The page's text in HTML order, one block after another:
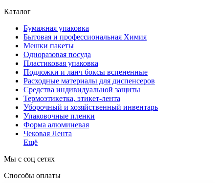
Каталог
Бумажная упаковка
Бытовая и профессиональная Химия
Мешки пакеты
Одноразовая посуда
Пластиковая упаковка
Подложки и ланч боксы вспененные
Расходные материалы для диспенсеров
Средства индивидуальной защиты
Термоэтикетка, этикет-лента
Уборочный и хозяйственный инвентарь
Упаковочные пленки
Форма алюминевая
Чековая Лента
Ещё
Мы с соц сетях
Способы оплаты